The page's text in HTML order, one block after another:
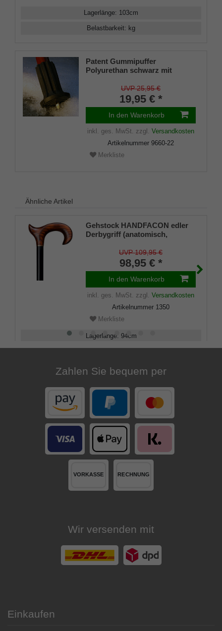
Lagerlänge: 103cm
Belastbarkeit: kg
Patent Gummipuffer
Polyurethan schwarz mit
Gehstöcke aus Holz und Metall,
flexibler Schaft für
Durchmesser von ca. 17-22 mm
UVP 25,95 €
19,95 € *
In den Warenkorb
inkl. ges. MwSt. zzgl. Versandkosten
Artikelnummer 9660-22
Merkliste
Ähnliche Artikel
Gehstock HANDFACON edler
Derbygriff (anatomisch,
Kirschbaumholz aufgesetzt auf
einen Stock aus seidenmatt
schwarz lackierten
Buchenholz,inklusiv
Gummipuffer.
UVP 109,95 €
98,95 € *
In den Warenkorb
inkl. ges. MwSt. zzgl. Versandkosten
Artikelnummer 1350
Merkliste
Lagerlänge: 94cm
Zahlen Sie bequem per
Wir versenden mit
Einkaufen